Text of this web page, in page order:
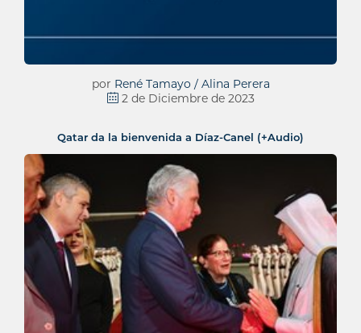
por René Tamayo / Alina Perera
2 de Diciembre de 2023
Qatar da la bienvenida a Díaz-Canel (+Audio)